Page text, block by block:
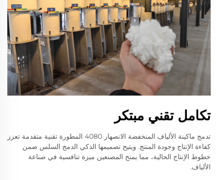
تكامل تقني مبتكر
تدمج ماكينة الألياف المنخفضة الانصهار 4080 المطورة تقنية متقدمة تعزز
كفاءة الإنتاج وجودة المنتج. ويتيح تصميمها الذكي الدمج السلس ضمن
خطوط الإنتاج الحالية، مما يمنح المصنعين ميزة تنافسية في صناعة
الألياف.